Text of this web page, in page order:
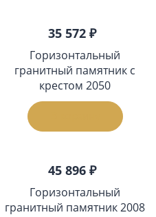
35 572 ₽
Горизонтальный
гранитный памятник с
крестом 2050
45 896 ₽
Горизонтальный
гранитный памятник 2008